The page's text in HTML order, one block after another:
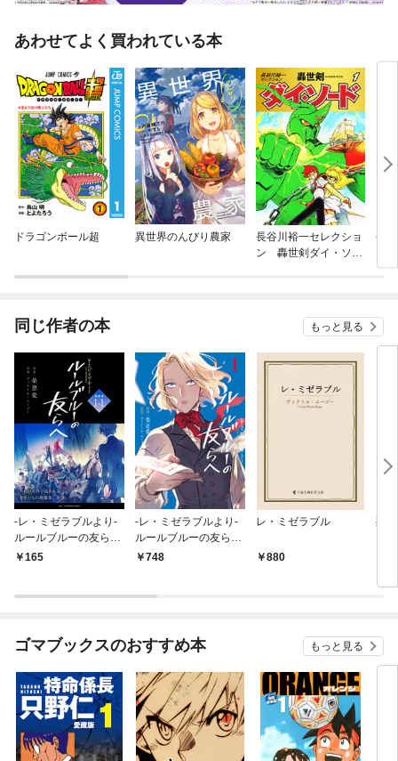
第八編 心がけの悪い貧乏人◇第四部 プリュメ通りの牧歌とサン・ドゥ
プリュメ通りの家●第四編 低いところからの救いは高いところからの救
編 プティ・ガヴローシュ●第七編 隠語●第八編 歓喜と悲嘆●第九編
彼らはどこへ行く?●第十編 一八三二年六月五日●第十一編 原子は大旋
風に協力する●第十二編 コラント●第十三編 マリユス闇のなかへはいる
●第十四編 絶望のけだかさ●第十五編 ロマルメ通り◇第五部 ジャン・
ヴァルジャン●第一編 壁にかこまれたなかの戦争●第二編 巨獣のはらわ
た●第三編 泥であるとともに魂●第四編 脱線したジャヴェール●第五
編 孫と祖父●第六編 眠られぬ夜●第七編 苦杯の最後の一口●第八編
たそがれの微光●第九編 最後の闇、最後のあけぼの
あわせてよく買われている本
ドラゴンボール超 異世界のんびり農家
長谷川裕一セレクショ
ン 轟世剣ダイ・ソー
長
同じ作者の本 もっと見る
-レ・ミゼラブルより-
ルールブルーの友らへ
連載版：1-1
165
-レ・ミゼラブルより-
ルールブルーの友らへ
1 748
レ・ミゼラブル
880
死
ゴマブックスのおすすめ本 もっと見る